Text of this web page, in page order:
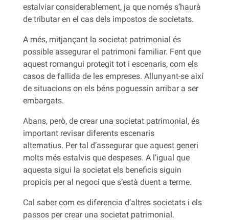
estalviar considerablement, ja que només s’haurà
de tributar en el cas dels impostos de societats.
A més, mitjançant la societat patrimonial és
possible assegurar el patrimoni familiar. Fent que
aquest romangui protegit tot i escenaris, com els
casos de fallida de les empreses. Allunyant-se així
de situacions on els béns poguessin arribar a ser
embargats.
Abans, però, de crear una societat patrimonial, és
important revisar diferents escenaris
alternatius. Per tal d’assegurar que aquest generi
molts més estalvis que despeses. A l’igual que
aquesta sigui la societat els beneficis siguin
propicis per al negoci que s’està duent a terme.
Cal saber com es diferencia d’altres societats i els
passos per crear una societat patrimonial.